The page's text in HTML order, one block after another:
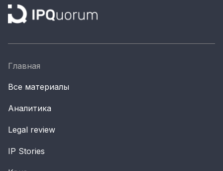
АКИ
Artists / Художники.РФ
Цифровой Сарафан
Главная
Все материалы
Аналитика
Legal review
IP Stories